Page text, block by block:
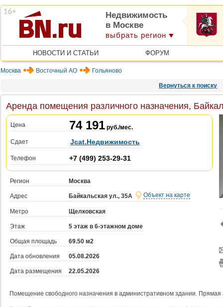
Недвижимость
в Москве
выбрать регион
НОВОСТИ И СТАТЬИ ФОРУМ
Москва Восточный АО Гольяново
Вернуться к поиску
Аренда помещения различного назначения,
Цена 74 191 руб./мес.
Сдает Jcat.Недвижимость
Телефон +7 (499) 253-29-31
Регион Москва
Адрес Байкальская ул., 35А Объект на карте
Метро Щелковская
Этаж 5 этаж в 6-этажном доме
Общая площадь 69.50 м2
Дата обновления 05.08.2026
Дата размещения 22.05.2026
Помещение свободного назначения в aдминистpативном здании. Прямая